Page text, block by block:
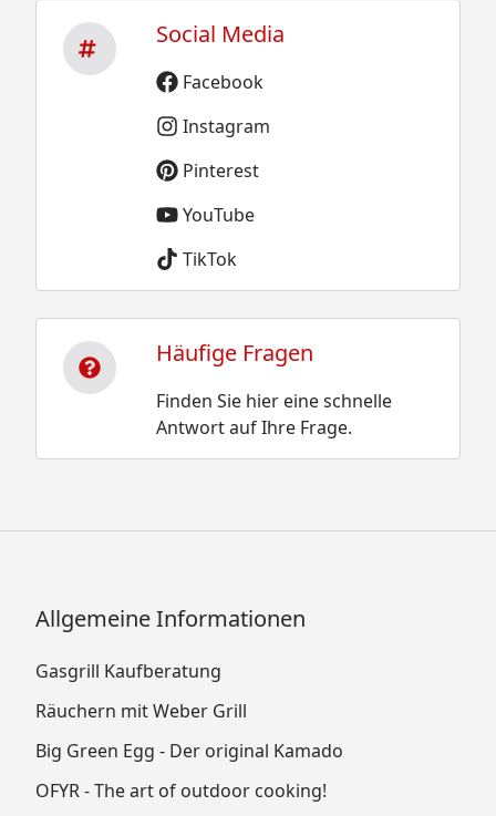
Social Media
Facebook
Instagram
Pinterest
YouTube
TikTok
Häufige Fragen
Finden Sie hier eine schnelle
Antwort auf Ihre Frage.
Allgemeine Informationen
Gasgrill Kaufberatung
Räuchern mit Weber Grill
Big Green Egg - Der original Kamado
OFYR - The art of outdoor cooking!